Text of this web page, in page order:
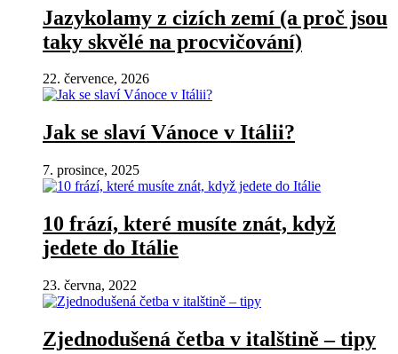
Jazykolamy z cizích zemí (a proč jsou
taky skvělé na procvičování)
22. července, 2026
Jak se slaví Vánoce v Itálii?
7. prosince, 2025
10 frází, které musíte znát, když
jedete do Itálie
23. června, 2022
Zjednodušená četba v italštině – tipy